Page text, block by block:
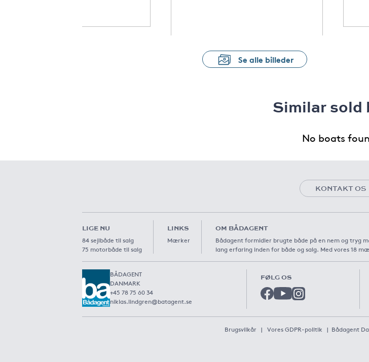
Se alle billeder
Similar sold
No boats
KONTAKT OS
LIGE NU
84 sejlbåde til salg
75 motorbåde til salg
LINKS
Mærker
OM BÅDAGENT
Bådagent formidler brugte både på en nem og tryg
lang erfaring inden for både og salg. Med vores 18
BÅDAGENT
DANMARK
+45 78 75 60 34
niklas.lindgren@batagent.se
FØLG OS
Brugsvilkår | Vores GDPR-politik | Bådagent